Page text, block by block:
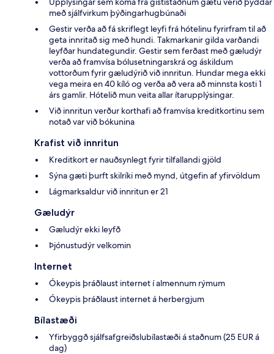
með sjálfvirkum þýðingarhugbúnaði
Gestir verða að fá skriflegt leyfi frá hótelinu fyrirfram til að
geta innritað sig með hundi. Takmarkanir gilda varðandi
leyfðar hundategundir. Gestir sem ferðast með gæludýr
verða að framvísa bólusetningarskrá og áskildum
vottorðum fyrir gæludýrið við innritun. Hundar mega ekki
vega meira en 40 kíló og verða að vera að minnsta kosti 1
árs gamlir. Hótelið mun veita allar ítarupplýsingar.
Við innritun verður korthafi að framvísa kreditkortinu sem
notað var við bókunina
Krafist við innritun
Kreditkort er nauðsynlegt fyrir tilfallandi gjöld
Sýna gæti þurft skilríki með mynd, útgefin af yfirvöldum
Lágmarksaldur við innritun er 21
Gæludýr
Gæludýr ekki leyfð
Þjónustudýr velkomin
Internet
Ókeypis þráðlaust internet í almennum rýmum
Ókeypis þráðlaust internet á herbergjum
Bílastæði
Yfirbyggð sjálfsafgreiðslubílastæði á staðnum (25 EUR á
dag)